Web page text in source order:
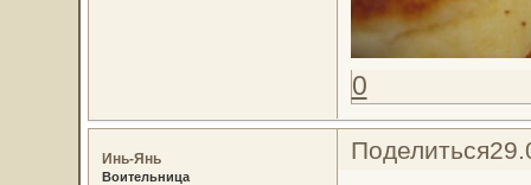
0
Поделиться
Инь-Янь
Воительница